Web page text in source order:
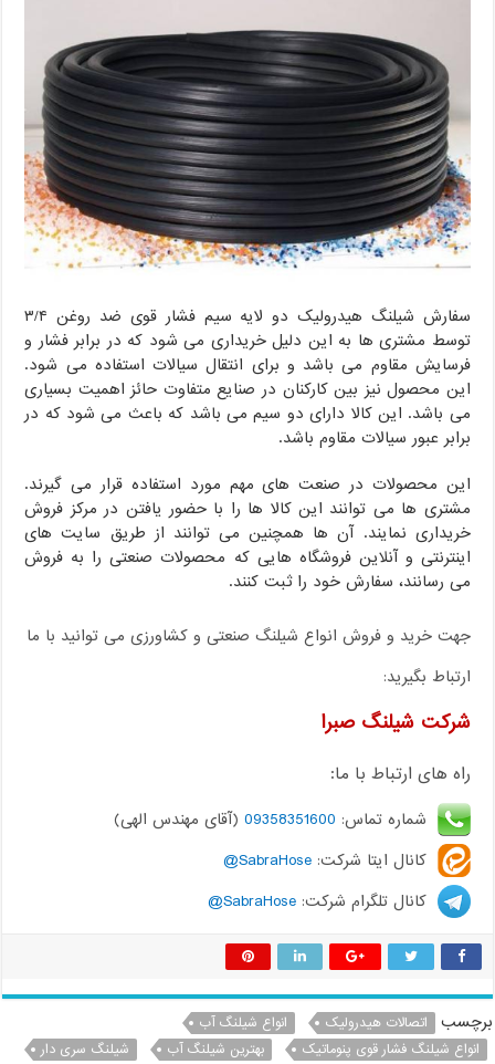
سفارش شیلنگ هیدرولیک دو لایه سیم فشار قوی ضد روغن ۳/۴
توسط مشتری ها به این دلیل خریداری می شود که در برابر فشار و
فرسایش مقاوم می باشد و برای انتقال سیالات استفاده می شود.
این محصول نیز بین کارکنان در صنایع متفاوت حائز اهمیت بسیاری
می باشد. این کالا دارای دو سیم می باشد که باعث می شود که در
برابر عبور سیالات مقاوم باشد.
این محصولات در صنعت های مهم مورد استفاده قرار می گیرند.
مشتری ها می توانند این کالا ها را با حضور یافتن در مرکز فروش
خریداری نمایند. آن ها همچنین می توانند از طریق سایت های
اینترنتی و آنلاین فروشگاه هایی که محصولات صنعتی را به فروش
می رسانند، سفارش خود را ثبت کنند.
جهت خرید و فروش انواع شیلنگ صنعتی و کشاورزی می توانید با ما
ارتباط بگیرید:
شرکت شیلنگ صبرا
راه های ارتباط با ما:
شماره تماس: 09358351600 (آقای مهندس الهی)
کانال ایتا شرکت:SabraHose@
کانال تلگرام شرکت:SabraHose@
برچسب اتصالات هیدرولیک
انواع شیلنگ آب
انواع شیلنگ فشار قوی پنوماتیک
بهترین شیلنگ آب
شیلنگ سری دار